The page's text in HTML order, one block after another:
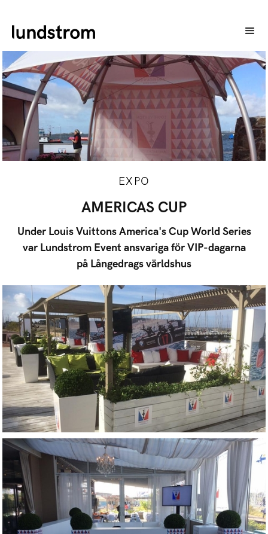
EXPO
AMERICAS CUP
Under Louis Vuittons America's Cup World Series
var Lundstrom Event ansvariga för VIP-dagarna
på Långedrags världshus